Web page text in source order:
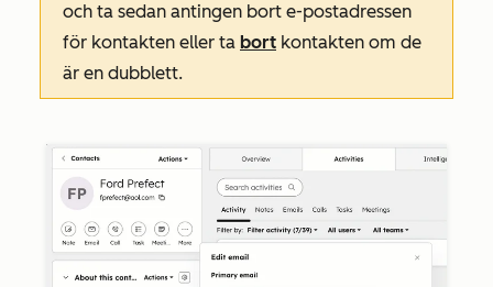
och ta sedan antingen bort e-postadressen
för kontakten eller ta bort kontakten om de
är en dubblett.